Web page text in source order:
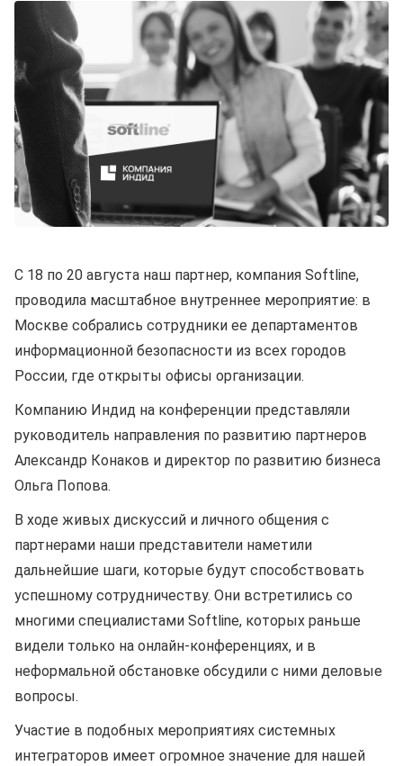
С 18 по 20 августа наш партнер, компания Softline,
проводила масштабное внутреннее мероприятие: в
Москве собрались сотрудники ее департаментов
информационной безопасности из всех городов
России, где открыты офисы организации.
Компанию Индид на конференции представляли
руководитель направления по развитию партнеров
Александр Конаков и директор по развитию бизнеса
Ольга Попова.
В ходе живых дискуссий и личного общения с
партнерами наши представители наметили
дальнейшие шаги, которые будут способствовать
успешному сотрудничеству. Они встретились со
многими специалистами Softline, которых раньше
видели только на онлайн-конференциях, и в
неформальной обстановке обсудили с ними деловые
вопросы.
Участие в подобных мероприятиях системных
интеграторов имеет огромное значение для нашей